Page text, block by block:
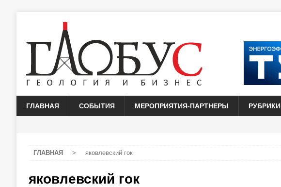
ГЛАВНАЯ СОБЫТИЯ МЕРОПРИЯТИЯ-ПАРТНЕРЫ РУБРИКИ
ГЛАВНАЯ > яковлевский гок
яковлевский гок